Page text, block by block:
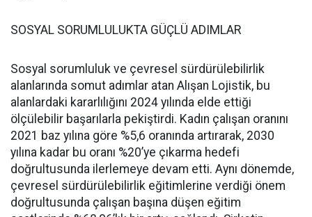
SOSYAL SORUMLULUKTA GÜÇLÜ ADIMLAR
Sosyal sorumluluk ve çevresel sürdürülebilirlik
alanlarında somut adımlar atan Alışan Lojistik, bu
alanlardaki kararlılığını 2024 yılında elde ettiği
ölçülebilir başarılarla pekiştirdi. Kadın çalışan oranını
2021 baz yılına göre %5,6 oranında artırarak, 2030
yılına kadar bu oranı %20’ye çıkarma hedefi
doğrultusunda ilerlemeye devam etti. Aynı dönemde,
çevresel sürdürülebilirlik eğitimlerine verdiği önem
doğrultusunda çalışan başına düşen eğitim